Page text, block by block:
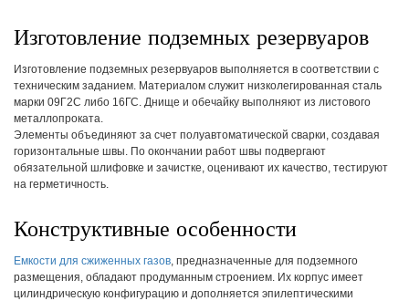
Изготовление подземных резервуаров
Изготовление подземных резервуаров выполняется в соответствии с
техническим заданием. Материалом служит низколегированная сталь
марки 09Г2С либо 16ГС. Днище и обечайку выполняют из листового
металлопроката.
Элементы объединяют за счет полуавтоматической сварки, создавая
горизонтальные швы. По окончании работ швы подвергают
обязательной шлифовке и зачистке, оценивают их качество, тестируют
на герметичность.
Конструктивные особенности
Емкости для сжиженных газов, предназначенные для подземного
размещения, обладают продуманным строением. Их корпус имеет
цилиндрическую конфигурацию и дополняется эпилептическими